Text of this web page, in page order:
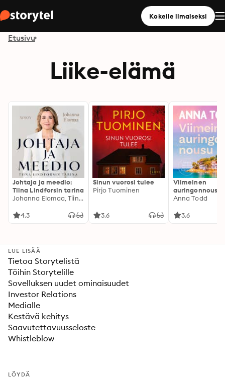
Kokeile ilmaiseksi
Etusivu
Liike-elämä
Johtaja ja meedio:
Tiina Lindforsin tarina
Johanna Elomaa, Tiina Lindfors
4.3
Sinun vuorosi tulee
Pirjo Tuominen
3.6
Viimeinen
auringonnousu
Anna Todd
3.6
LUE LISÄÄ
Tietoa Storytelistä
Töihin Storytelille
Sovelluksen uudet ominaisuudet
Investor Relations
Medialle
Kestävä kehitys
Saavutettavuusseloste
Whistleblow
LÖYDÄ